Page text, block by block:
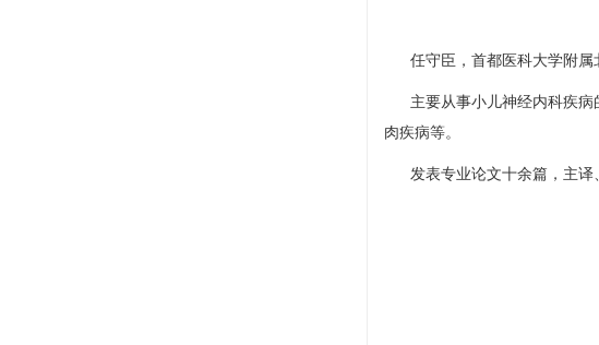
任守臣 ，首都医科大学附
主要从事小儿神经内科疾病
肉疾病等。
发表专业论文十余篇，主译